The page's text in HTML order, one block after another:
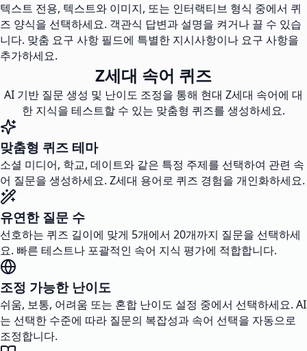
텍스트 전용, 텍스트와 이미지, 또는 인터랙티브 형식 중에서 퀴
즈 양식을 선택하세요. 객관식 답변과 설명을 켜거나 끌 수 있습
니다. 맞춤 요구 사항 필드에 특별한 지시사항이나 요구 사항을
추가하세요.
Z세대 속어 퀴즈
AI 기반 질문 생성 및 난이도 조정을 통해 현대 Z세대 속어에 대
한 지식을 테스트할 수 있는 맞춤형 퀴즈를 생성하세요.
맞춤형 퀴즈 테마
소셜 미디어, 학교, 데이트와 같은 특정 주제를 선택하여 관련 속
어 질문을 생성하세요. Z세대 용어로 퀴즈 경험을 개인화하세요.
유연한 질문 수
선호하는 퀴즈 길이에 맞게 5개에서 20개까지 질문을 선택하세
요. 빠른 테스트나 포괄적인 속어 지식 평가에 적합합니다.
조정 가능한 난이도
쉬움, 보통, 어려움 또는 혼합 난이도 설정 중에서 선택하세요. AI
는 선택한 수준에 따라 질문의 복잡성과 속어 선택을 자동으로
조정합니다.